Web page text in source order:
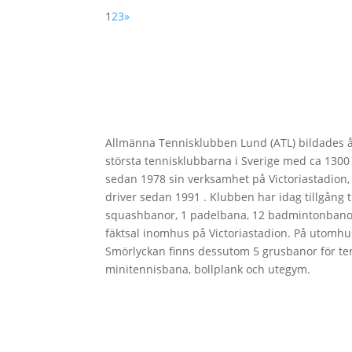
1 23»
Allmänna Tennisklubben Lund (ATL) bildades
största tennisklubbarna i Sverige med ca
sedan 1978 sin verksamhet på
driver sedan 1991 . Klubben har idag tillgång
squashbanor, 1 padelbana, 12
fäktsal inomhus på Victoriastadion. På
Smörlyckan finns dessutom 5 grusbanor för
minitennisbana, bollplank och utegym.